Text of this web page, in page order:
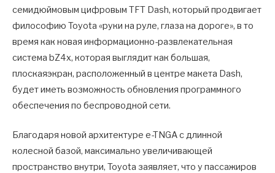
семидюймовым цифровым TFT Dash, который продвигает
философию Toyota «руки на руле, глаза на дороге», в то
время как новая информационно-развлекательная
система bZ4x, которая выглядит как большая,
плоскаяэкран, расположенный в центре макета Dash,
будет иметь возможность обновления программного
обеспечения по беспроводной сети.
Благодаря новой архитектуре e-TNGA с длинной
колесной базой, максимально увеличивающей
пространство внутри, Toyota заявляет, что у пассажиров